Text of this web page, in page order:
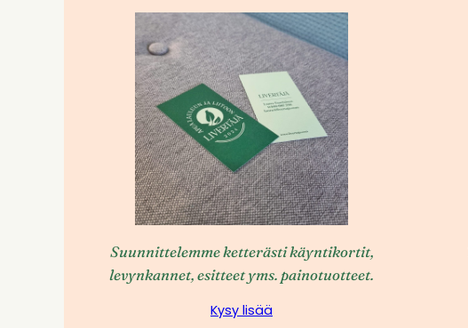
Suunnittelemme ketterästi käyntikortit,
levynkannet, esitteet yms. painotuotteet.
Kysy lisää